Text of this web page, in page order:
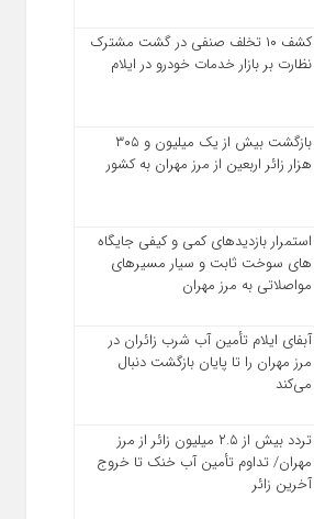
کشف ۱۰ تخلف صنفی در گشت مشترک
نظارت بر بازار خدمات خودرو در ایلام
بازگشت بیش از یک میلیون و ۳۰۵
هزار زائر اربعین از مرز مهران به کشور
استمرار بازدیدهای کمی و کیفی جایگاه‌
های سوخت ثابت و سیار مسیرهای
مواصلاتی به مرز مهران
آبفای ایلام تأمین آب شرب زائران در
مرز مهران را تا پایان بازگشت دنبال
می‌کند
تردد بیش از ۲.۵ میلیون زائر از مرز
مهران/ تداوم تأمین آب خنک تا خروج
آخرین زائر